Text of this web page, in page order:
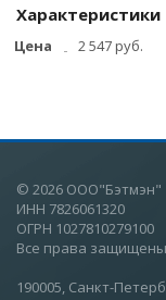
Характеристики
Цена 2 547 руб.
© 2026 ООО"Бэтмэн"
ИНН 7826061320
ОГРН 1027810279100
Все права
190005, Санкт-